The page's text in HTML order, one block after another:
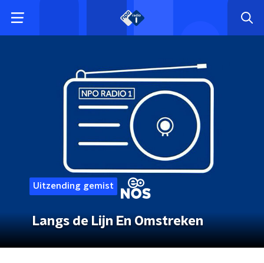
Uitzending gemist
Langs de Lijn En Omstreken